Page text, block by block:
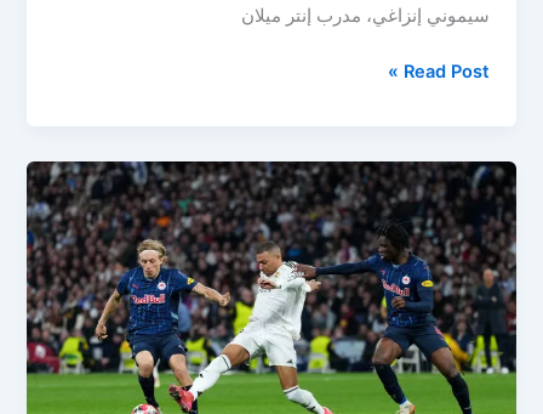
سيموني إنزاغي، مدرب إنتر ميلان
عرض
لإنزاغي
قبل
مونديال
الأندية
2025..
مفاوضات
حاسمة
في
ميلانو
Read Post »